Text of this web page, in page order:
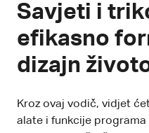
Savjeti i
efikasno
dizajn
Kroz ovaj vodič, vidjet
alate i funkcije